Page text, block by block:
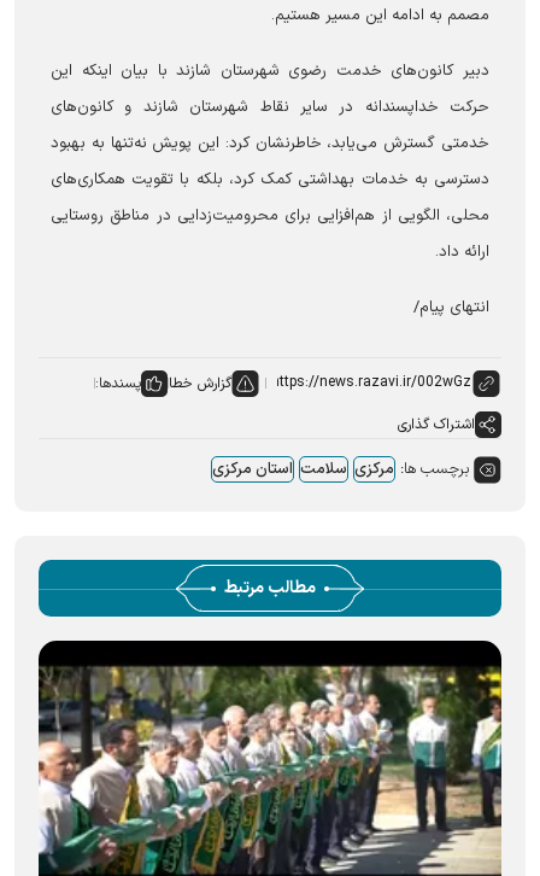
مصمم به ادامه این مسیر هستیم.
دبیر کانون‌های خدمت رضوی شهرستان شازند با بیان اینکه این
حرکت خداپسندانه در سایر نقاط شهرستان شازند و کانون‌های
خدمتی گسترش می‌یابد، خاطرنشان کرد: این پویش نه‌تنها به بهبود
دسترسی به خدمات بهداشتی کمک کرد، بلکه با تقویت همکاری‌های
محلی، الگویی از هم‌افزایی برای محرومیت‌زدایی در مناطق روستایی
ارائه داد.
انتهای پیام/
گزارش خطا
پسندها:
اشتراک گذاری
برچسب ها: مرکزی سلامت استان مرکزی
مطالب مرتبط